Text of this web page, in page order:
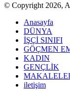
© Copyright 2026,
Anasayfa
DÜNYA
İŞÇİ SINIFI
GÖÇMEN
KADIN
GENÇLİK
iletişim